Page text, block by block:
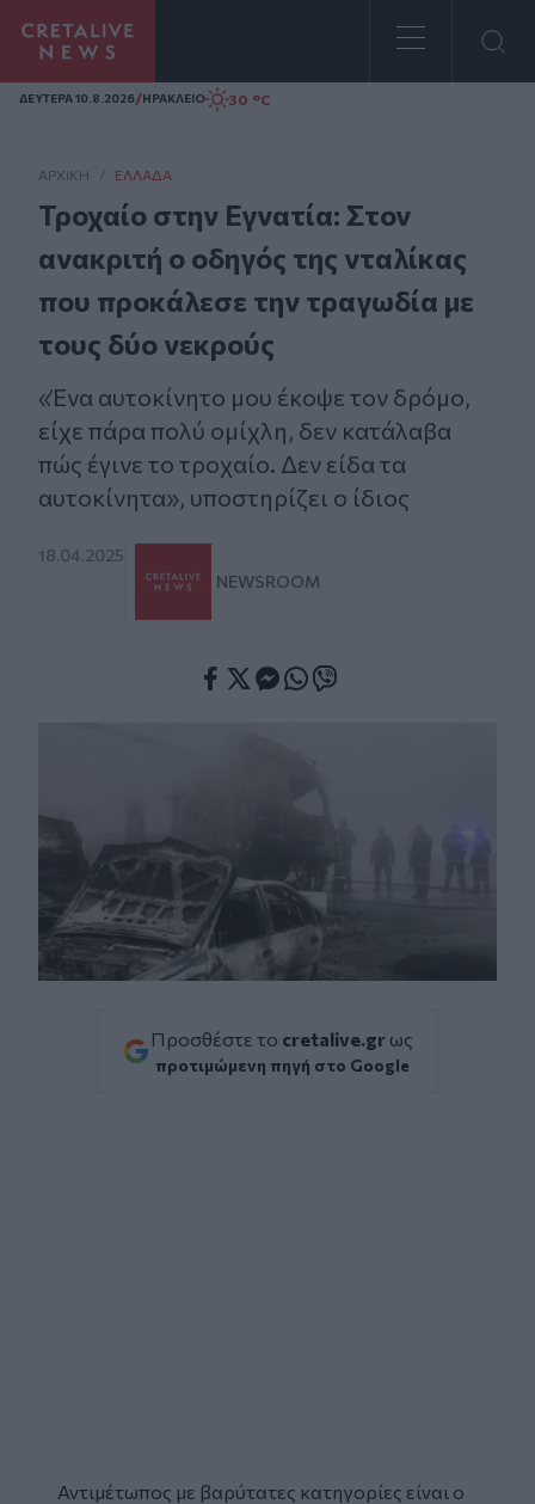
Homepage
ΔΕΥΤΕΡΑ 10.8.2026/ΗΡΑΚΛΕΙΟ 30 °C
ΑΡΧΙΚΗ / ΕΛΛΆΔΑ
Τροχαίο στην Εγνατία: Στον
ανακριτή ο οδηγός της νταλίκας
που προκάλεσε την τραγωδία με
τους δύο νεκρούς
«Ένα αυτοκίνητο μου έκοψε τον δρόμο,
είχε πάρα πολύ ομίχλη, δεν κατάλαβα
πώς έγινε το τροχαίο. Δεν είδα τα
αυτοκίνητα», υποστηρίζει ο ίδιος
18.04.2025
NEWSROOM
Προσθέστε το cretalive.gr ως
προτιμώμενη πηγή στο Google
Αντιμέτωπος με βαρύτατες κατηγορίες είναι ο